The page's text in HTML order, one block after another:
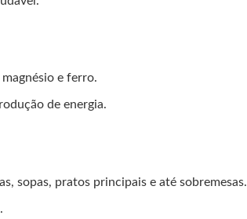
e ferro.
de energia.
sopas, pratos principais e até sobremesas.